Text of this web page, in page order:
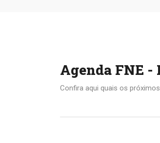
Agenda FNE
Confira aqui quais os